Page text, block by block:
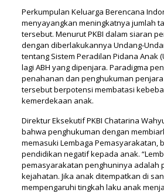
Perkumpulan Keluarga Berencana
menyayangkan meningkatnya jumlah
tersebut. Menurut PKBI dalam siaran
dengan diberlakukannya Undang-
tentang Sistem Peradilan Pidana Anak
lagi ABH yang dipenjara. Paradigma
penahanan dan penghukuman
tersebut berpotensi membatasi
kemerdekaan anak.
Direktur Eksekutif PKBI Chatarina
bahwa penghukuman dengan
memasuki Lembaga Pemasyarakatan,
pendidikan negatif kepada anak.
pemasyarakatan penghuninya adalah
kejahatan. Jika anak ditempatkan di
mempengaruhi tingkah laku anak